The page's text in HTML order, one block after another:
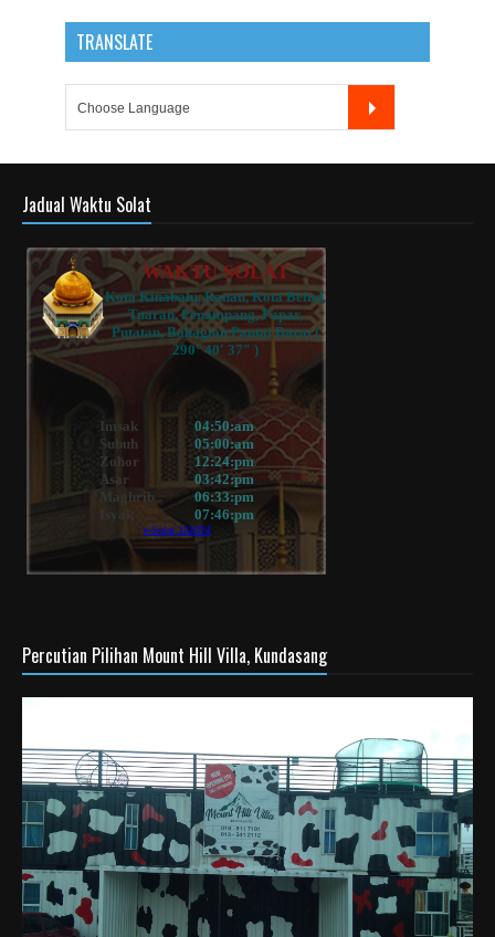
TRANSLATE
Jadual Waktu Solat
Percutian Pilihan Mount Hill Villa, Kundasang